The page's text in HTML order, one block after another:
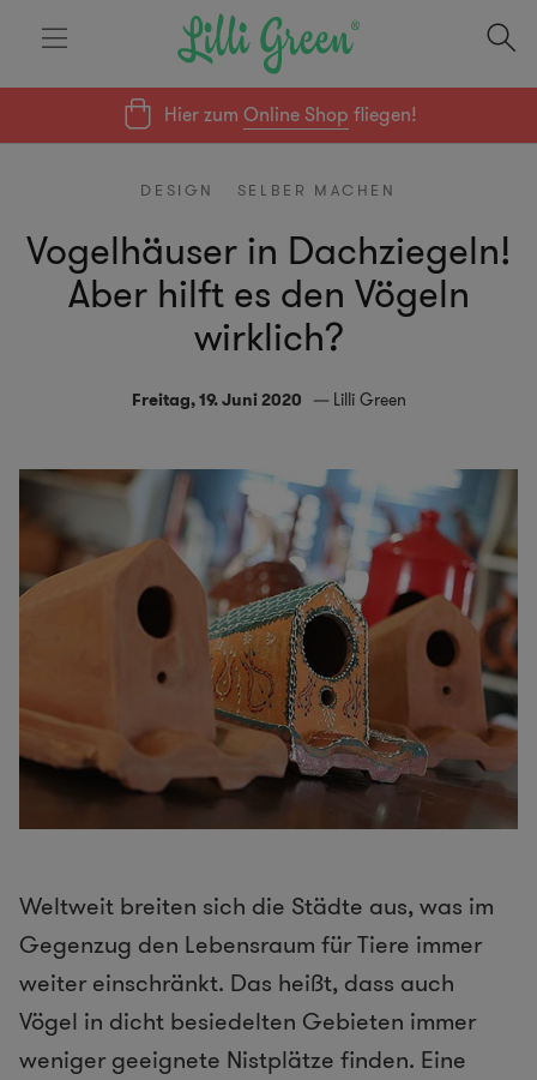
Hier zumOnline Shop fliegen!
DESIGN SELBER MACHEN
Vogelhäuser in Dachziegeln!
Aber hilft es den Vögeln
wirklich?
Freitag, 19. Juni 2020 Lilli Green
Weltweit breiten sich die Städte aus, was im
Gegenzug den Lebensraum für Tiere immer
weiter einschränkt. Das heißt, dass auch
Vögel in dicht besiedelten Gebieten immer
weniger geeignete Nistplätze finden. Eine